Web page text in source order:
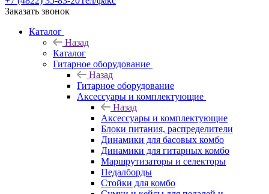
Заказать звонок
Каталог
Назад
Каталог
Гитарное оборудование
Назад
Гитарное оборудование
Аксессуары и комплектующие
Назад
Аксессуары и комплектующие
Блоки питания, распределители
Динамики для басовых комбо
Динамики для гитарных комбо
Маршрутизаторы и селекторы
Педалборды
Стойки для комбо